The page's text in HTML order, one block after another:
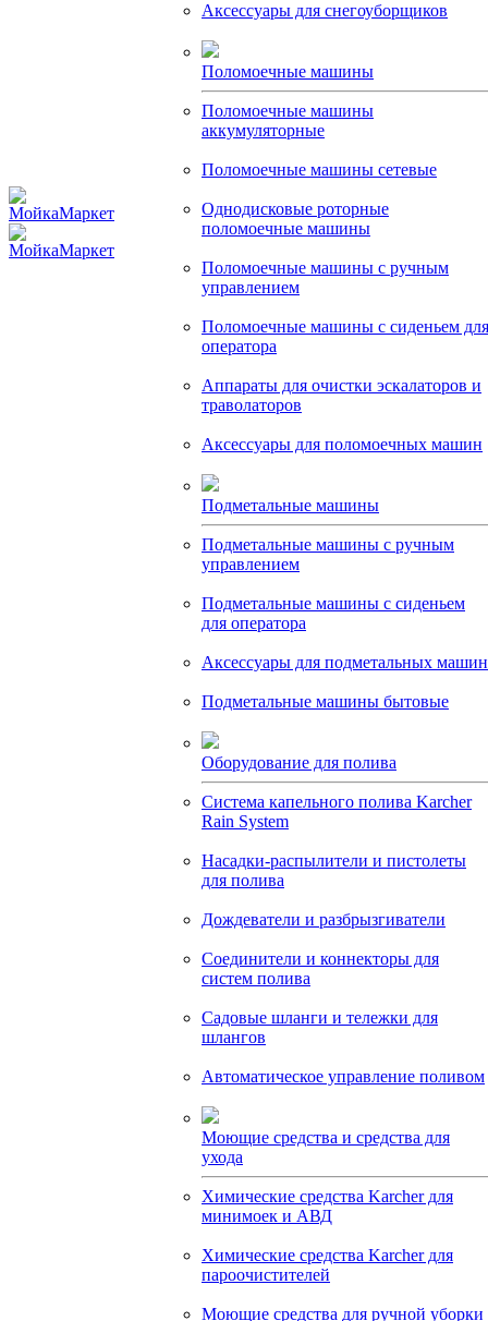
Аксессуары для снегоуборщиков
Поломоечные машины
Поломоечные машины
аккумуляторные
Поломоечные машины сетевые
Однодисковые роторные
поломоечные машины
Поломоечные машины с ручным
управлением
Поломоечные машины с сиденьем для
оператора
Аппараты для очистки эскалаторов и
траволаторов
Аксессуары для поломоечных машин
Подметальные машины
Подметальные машины с ручным
управлением
Подметальные машины с сиденьем
для оператора
Аксессуары для подметальных машин
Подметальные машины бытовые
Оборудование для полива
Система капельного полива Karcher
Rain System
Насадки-распылители и пистолеты
для полива
Дождеватели и разбрызгиватели
Соединители и коннекторы для
систем полива
Садовые шланги и тележки для
шлангов
Автоматическое управление поливом
Моющие средства и средства для
ухода
Химические средства Karcher для
минимоек и АВД
Химические средства Karcher для
пароочистителей
Моющие средства для ручной уборки